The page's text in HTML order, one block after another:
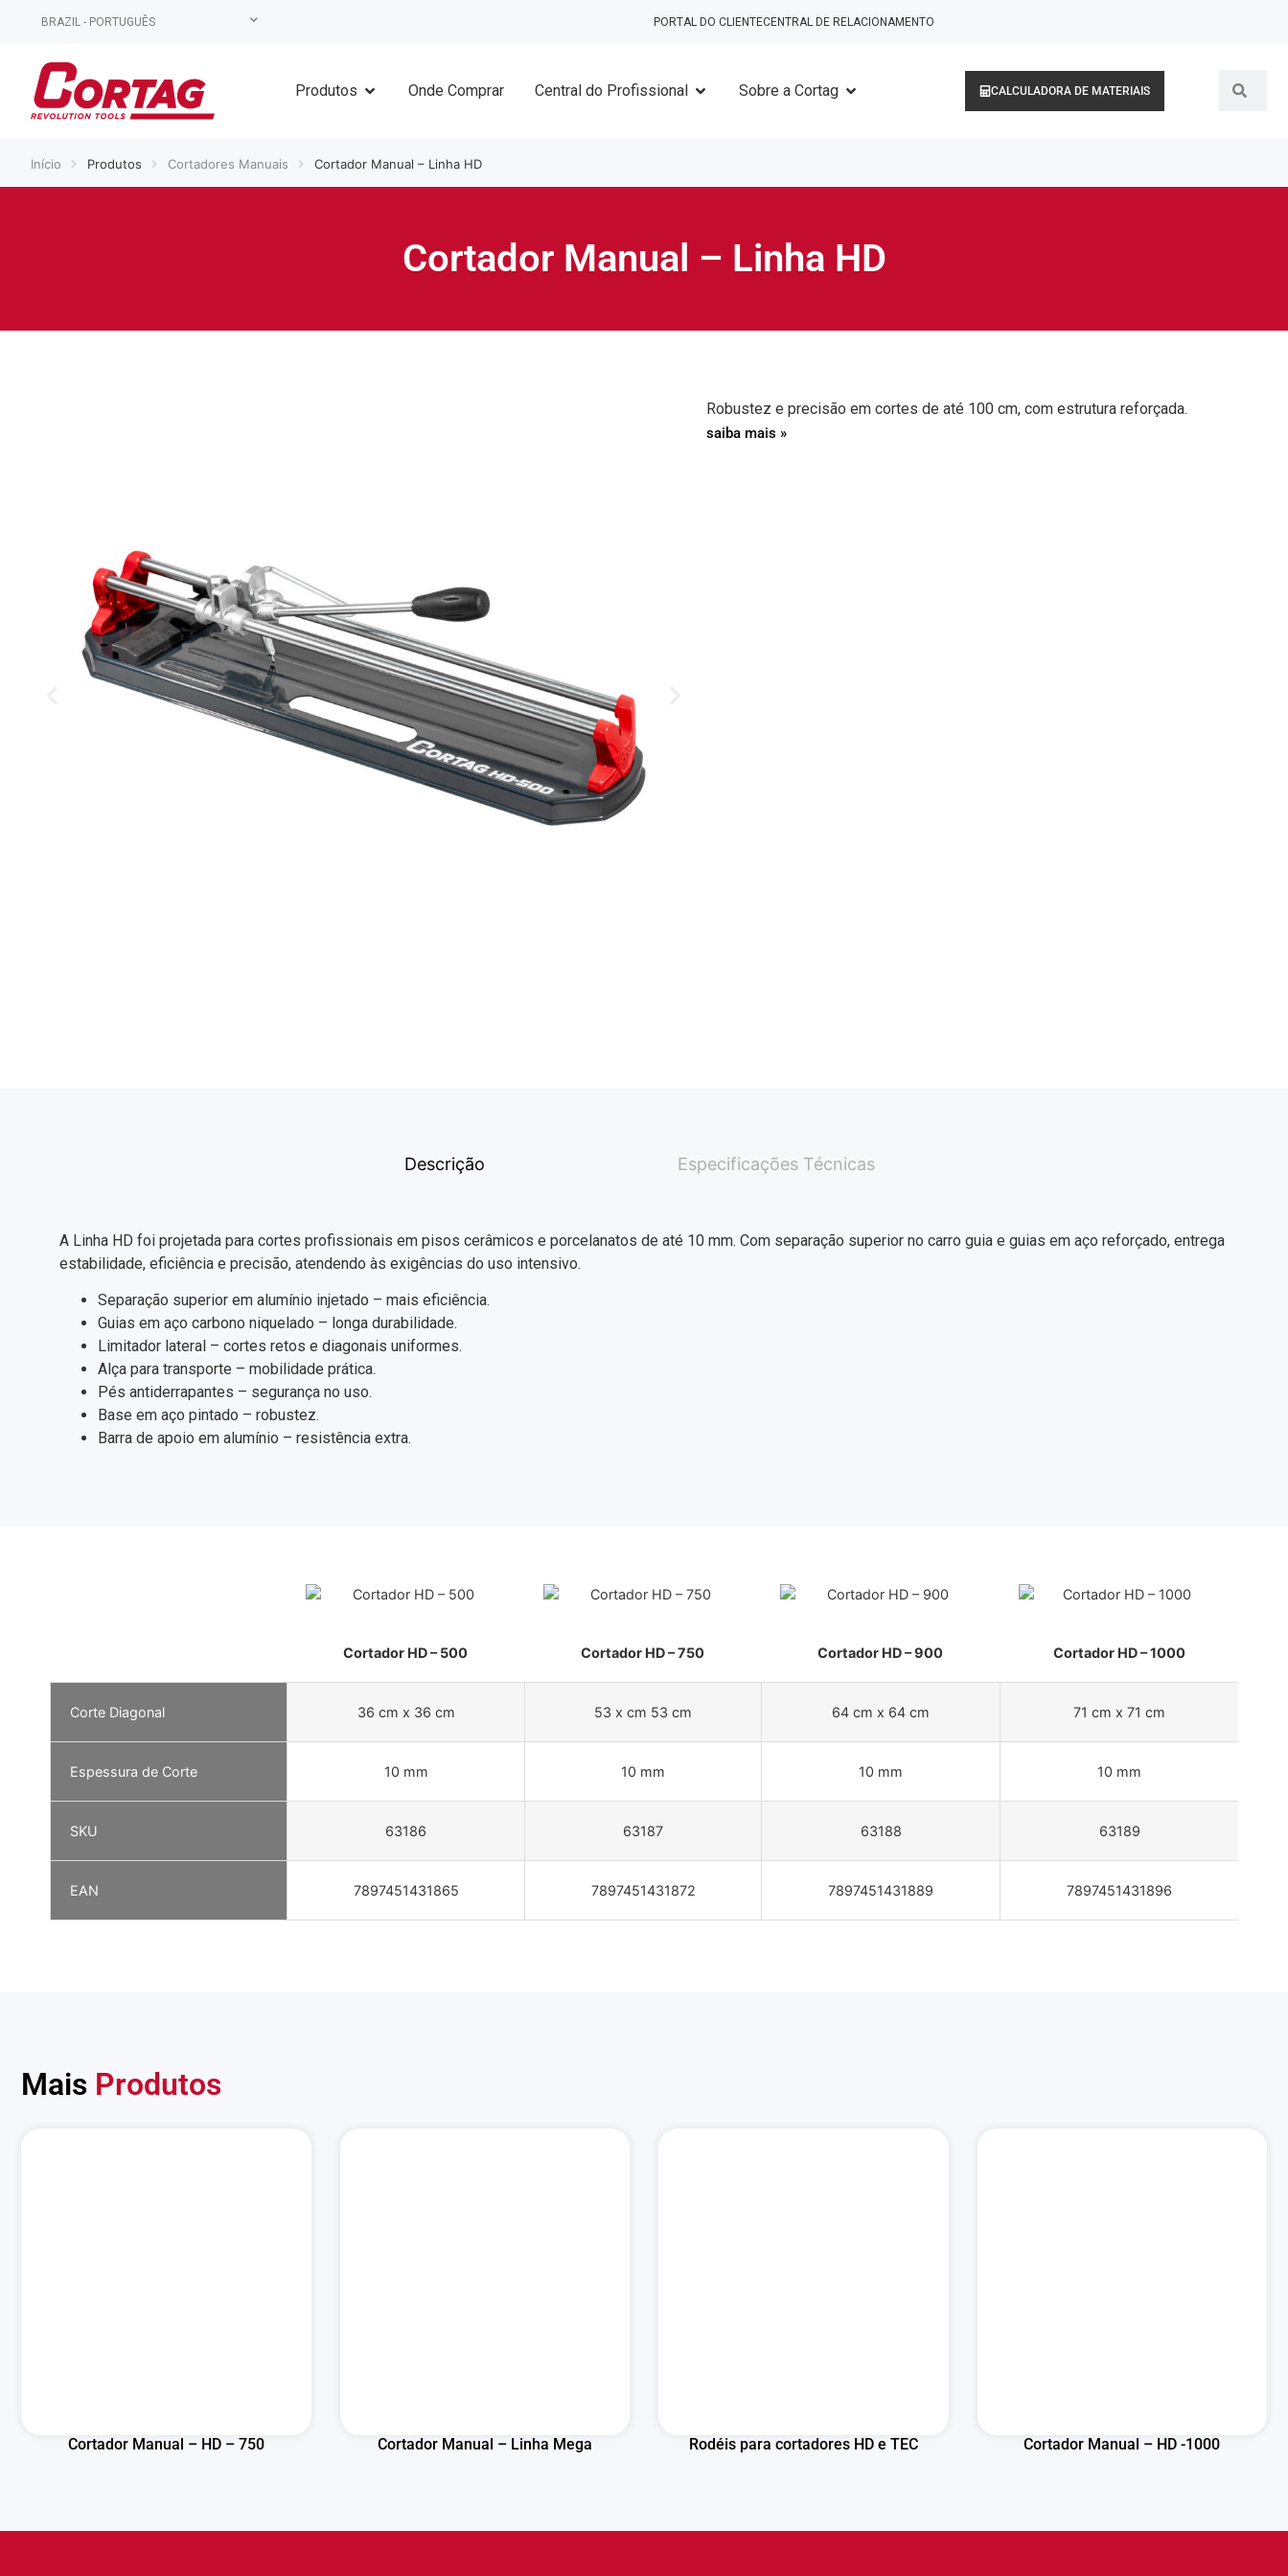
BRAZIL - PORTUGUÊS PORTAL DO CLIENTECENTRAL DE RELACIONAMENTO
Produtos Onde Comprar Central do Profissional Sobre a Cortag CALCULADORA DE MATERIAIS
Início Produtos Cortadores Manuais Cortador Manual – Linha HD
Cortador Manual – Linha HD
Robustez e precisão em cortes de até 100 cm, com estrutura reforçada.
saiba mais »
Descrição Especificações Técnicas
A Linha HD foi projetada para cortes profissionais em pisos cerâmicos e porcelanatos de até 10 mm. Com separação superior no carro guia e guias em aço reforçado, entrega
estabilidade, eficiência e precisão, atendendo às exigências do uso intensivo.
Separação superior em alumínio injetado – mais eficiência.
Guias em aço carbono niquelado – longa durabilidade.
Limitador lateral – cortes retos e diagonais uniformes.
Alça para transporte – mobilidade prática.
Pés antiderrapantes – segurança no uso.
Base em aço pintado – robustez.
Barra de apoio em alumínio – resistência extra.
Cortador HD – 500 Cortador HD – 750 Cortador HD – 900 Cortador HD – 1000
Corte Diagonal 36 cm x 36 cm 53 x cm 53 cm 64 cm x 64 cm 71 cm x 71 cm
Espessura de Corte 10 mm 10 mm 10 mm 10 mm
SKU 63186 63187 63188 63189
EAN 7897451431865 7897451431872 7897451431889 7897451431896
Mais Produtos
Cortador Manual – HD – 750 Cortador Manual – Linha Mega Rodéis para cortadores HD e TEC Cortador Manual – HD -1000